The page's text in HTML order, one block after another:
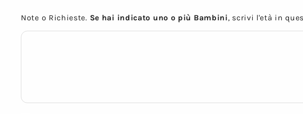
Note o Richieste. Se hai indicato uno o più Bambini, scrivi l'età in